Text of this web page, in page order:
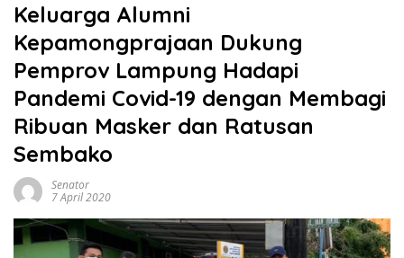
Keluarga Alumni
Kepamongprajaan Dukung
Pemprov Lampung Hadapi
Pandemi Covid-19 dengan Membagi
Ribuan Masker dan Ratusan
Sembako
Senator
7 April 2020